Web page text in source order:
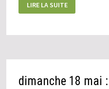
8
JUIN
LIRE LA SUITE
dimanche 18 mai